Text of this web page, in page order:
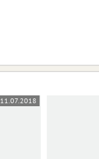
11.07.2018